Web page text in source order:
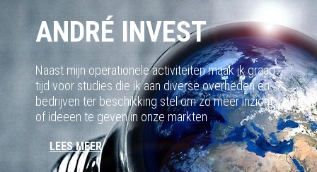
ANDRÉ INVEST
Naast mijn operationele activiteiten maak ik graag
tijd voor studies die ik aan diverse overheden en
bedrijven ter beschikking stel om zo meer inzicht
of ideeen te geven in onze markten ....
LEES MEER